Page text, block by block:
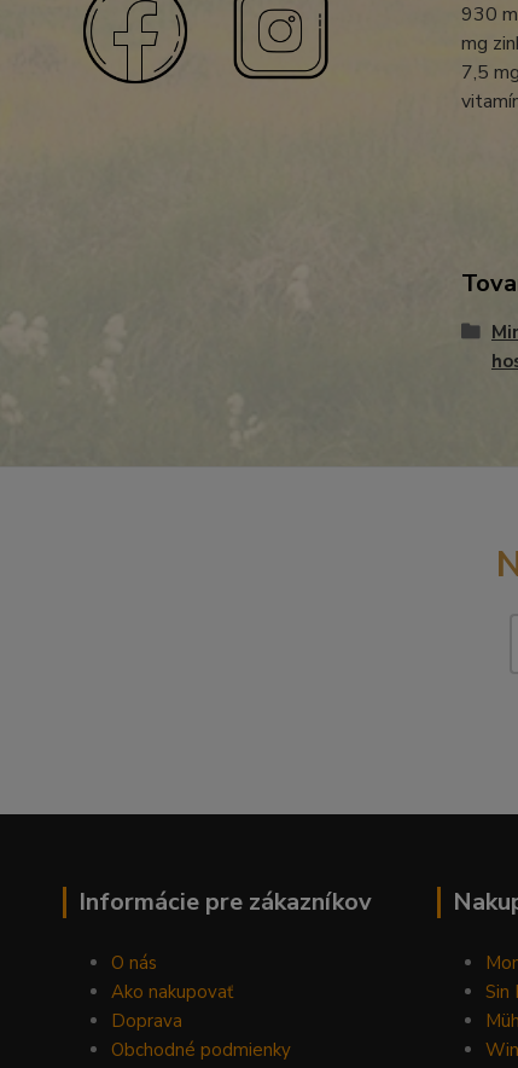
930
mg
7,5
Informácie pre zákazníkov
O nás
Ako nakupovať
Doprava
Obchodné podmienky
Sin